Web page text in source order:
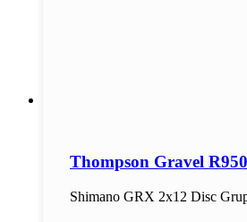
Thompson Gravel
Shimano GRX 2x12 Disc